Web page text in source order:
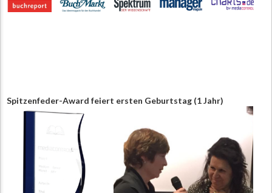
Spitzenfeder-Award feiert ersten Geburtstag (1 Jahr)